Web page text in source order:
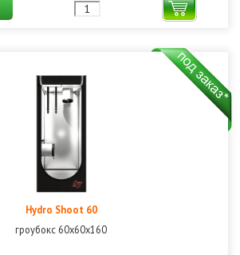
Hydro Shoot 60
гроубокс 60х60х160